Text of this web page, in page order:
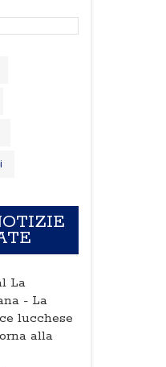
La
- La
lucchese
alla